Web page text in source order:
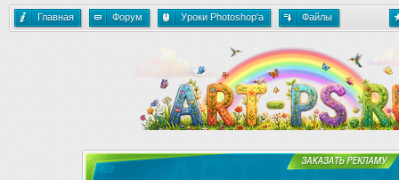
Главная Форум Уроки Photoshop'a Файлы